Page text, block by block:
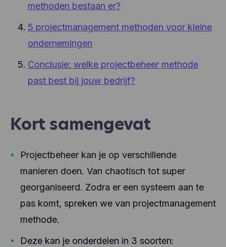
methoden bestaan er?
5 projectmanagement methoden voor kleine
ondernemingen
Conclusie: welke projectbeheer methode
past best bij jouw bedrijf?
Kort samengevat
Projectbeheer kan je op verschillende
manieren doen. Van chaotisch tot super
georganiseerd. Zodra er een systeem aan te
pas komt, spreken we van projectmanagement
methode.
Deze kan je onderdelen in 3 soorten: